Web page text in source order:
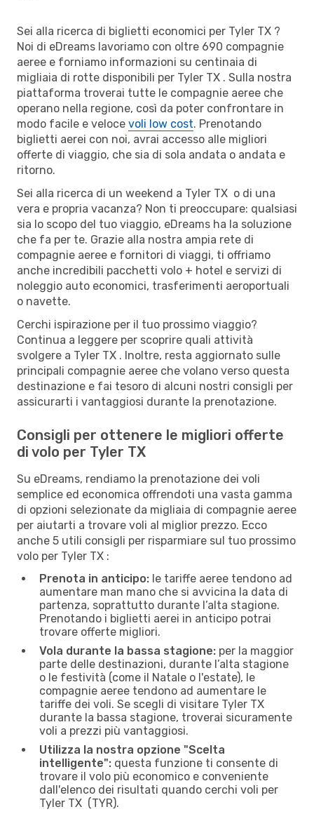
Sei alla ricerca di biglietti economici per Tyler TX ?
Noi di eDreams lavoriamo con oltre 690 compagnie
aeree e forniamo informazioni su centinaia di
migliaia di rotte disponibili per Tyler TX . Sulla nostra
piattaforma troverai tutte le compagnie aeree che
operano nella regione, così da poter confrontare in
modo facile e veloce voli low cost. Prenotando
biglietti aerei con noi, avrai accesso alle migliori
offerte di viaggio, che sia di sola andata o andata e
ritorno.
Sei alla ricerca di un weekend a Tyler TX o di una
vera e propria vacanza? Non ti preoccupare: qualsiasi
sia lo scopo del tuo viaggio, eDreams ha la soluzione
che fa per te. Grazie alla nostra ampia rete di
compagnie aeree e fornitori di viaggi, ti offriamo
anche incredibili pacchetti volo + hotel e servizi di
noleggio auto economici, trasferimenti aeroportuali
o navette.
Cerchi ispirazione per il tuo prossimo viaggio?
Continua a leggere per scoprire quali attività
svolgere a Tyler TX . Inoltre, resta aggiornato sulle
principali compagnie aeree che volano verso questa
destinazione e fai tesoro di alcuni nostri consigli per
assicurarti i vantaggiosi durante la prenotazione.
Consigli per ottenere le migliori offerte
di volo per Tyler TX
Su eDreams, rendiamo la prenotazione dei voli
semplice ed economica offrendoti una vasta gamma
di opzioni selezionate da migliaia di compagnie aeree
per aiutarti a trovare voli al miglior prezzo. Ecco
anche 5 utili consigli per risparmiare sul tuo prossimo
volo per Tyler TX :
Prenota in anticipo: le tariffe aeree tendono ad
aumentare man mano che si avvicina la data di
partenza, soprattutto durante l’alta stagione.
Prenotando i biglietti aerei in anticipo potrai
trovare offerte migliori.
Vola durante la bassa stagione: per la maggior
parte delle destinazioni, durante l’alta stagione
o le festività (come il Natale o l'estate), le
compagnie aeree tendono ad aumentare le
tariffe dei voli. Se scegli di visitare Tyler TX
durante la bassa stagione, troverai sicuramente
voli a prezzi più vantaggiosi.
Utilizza la nostra opzione "Scelta
intelligente": questa funzione ti consente di
trovare il volo più economico e conveniente
dall'elenco dei risultati quando cerchi voli per
Tyler TX (TYR).